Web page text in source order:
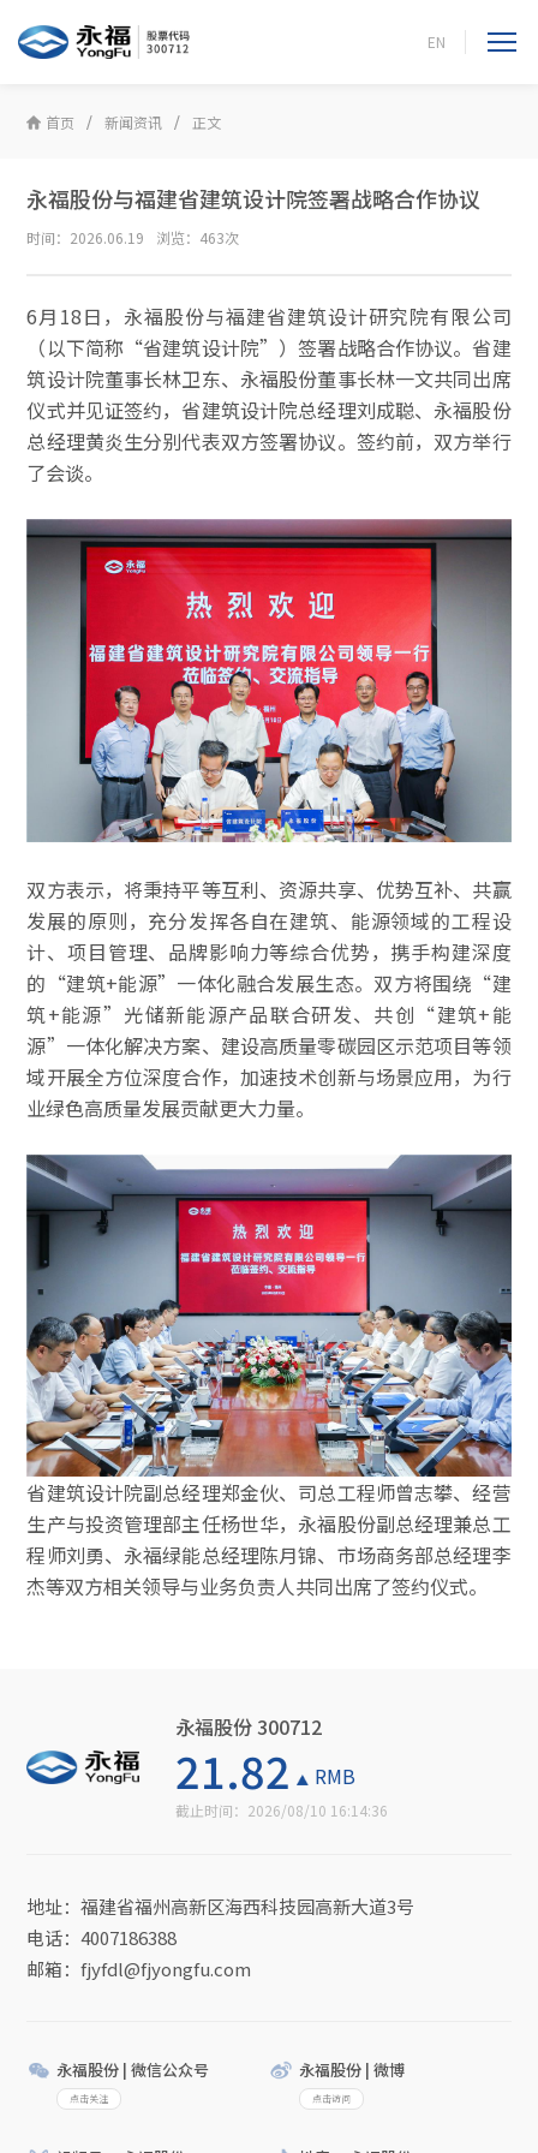
EN
首页 新闻资讯 正文
永福股份与福建省建筑设计院签署战略合作协议
时间：2026.06.19 浏览：463次
6月18日，永福股份与福建省建筑设计研究院有限公司
（以下简称“省建筑设计院”）签署战略合作协议。省建
筑设计院董事长林卫东、永福股份董事长林一文共同出席
仪式并见证签约，省建筑设计院总经理刘成聪、永福股份
总经理黄炎生分别代表双方签署协议。签约前，双方举行
了会谈。
双方表示，将秉持平等互利、资源共享、优势互补、共赢
发展的原则，充分发挥各自在建筑、能源领域的工程设
计、项目管理、品牌影响力等综合优势，携手构建深度
的“建筑+能源”一体化融合发展生态。双方将围绕“建
筑+能源”光储新能源产品联合研发、共创“建筑+能
源”一体化解决方案、建设高质量零碳园区示范项目等领
域开展全方位深度合作，加速技术创新与场景应用，为行
业绿色高质量发展贡献更大力量。
省建筑设计院副总经理郑金伙、司总工程师曾志攀、经营
生产与投资管理部主任杨世华，永福股份副总经理兼总工
程师刘勇、永福绿能总经理陈月锦、市场商务部总经理李
杰等双方相关领导与业务负责人共同出席了签约仪式。
永福股份 300712
21.82 RMB
截止时间： 2026/08/10 16:14:36
地址：福建省福州高新区海西科技园高新大道3号
电话：4007186388
邮箱：fjyfdl@fjyongfu.com
永福股份 | 微信公众号
点击关注
永福股份 | 微博
点击访问